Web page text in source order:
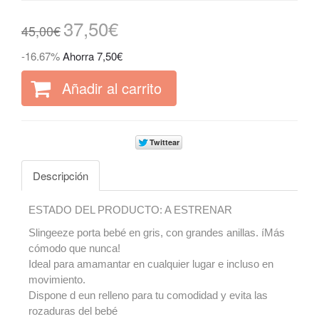
45,00€37,50€
-16.67%Ahorra 7,50€
Añadir al carrito
Descripción
ESTADO DEL PRODUCTO: A ESTRENAR
Slingeeze porta bebé en gris, con grandes anillas. íMás
cómodo que nunca!
Ideal para amamantar en cualquier lugar e incluso en
movimiento.
Dispone d eun relleno para tu comodidad y evita las
rozaduras del bebé